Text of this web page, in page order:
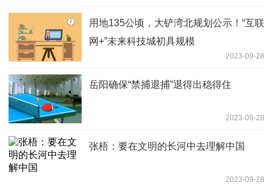
用地135公顷，大铲湾北规划公示！“互联
网+”未来科技城初具规模
2023-09-28
岳阳确保“禁捕退捕”退得出稳得住
2023-09-28
张梧：要在文明的长河中去理解中国
2023-09-28